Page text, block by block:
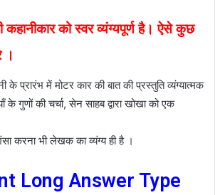
को स्वर व्यंग्यपूर्ण है। ऐसे कुछ
।
के प्रारंभ में मोटर कार की बात की प्रस्तुति व्यंग्यात्मक
गुणों की चर्चा, सेन साहब द्वारा खोखा को एक
करना भी लेखक का व्यंग्य ही है ।
Long Answer Type